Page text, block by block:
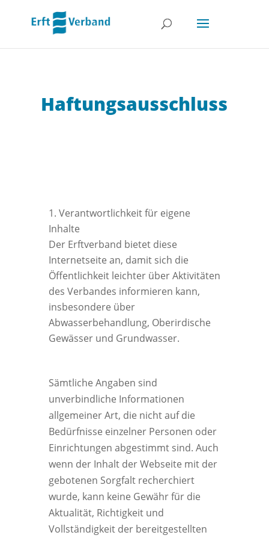
Haftungsausschluss
Verantwortlichkeit für eigene
Inhalte
Der Erftverband bietet diese
Internetseite an, damit sich die
Öffentlichkeit leichter über Aktivitäten
des Verbandes informieren kann,
insbesondere über
Abwasserbehandlung, Oberirdische
Gewässer und Grundwasser.
Sämtliche Angaben sind
unverbindliche Informationen
allgemeiner Art, die nicht auf die
Bedürfnisse einzelner Personen oder
Einrichtungen abgestimmt sind. Auch
wenn der Inhalt der Webseite mit der
gebotenen Sorgfalt recherchiert
wurde, kann keine Gewähr für die
Aktualität, Richtigkeit und
Vollständigkeit der bereitgestellten